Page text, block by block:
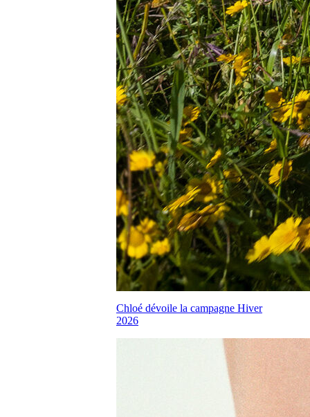
Chloé dévoile la campagne Hiver
2026